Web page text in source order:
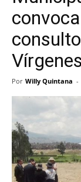
Vírgenes
Por Willy Quintana -